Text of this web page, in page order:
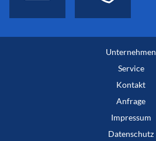
Unternehmen
Service
Kontakt
Anfrage
Impressum
Datenschutz